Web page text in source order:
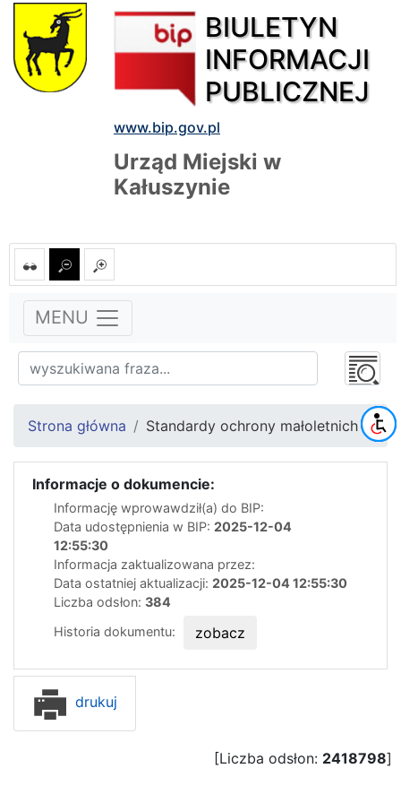
BIULETYN
INFORMACJI
PUBLICZNEJ
www.bip.gov.pl
Urząd Miejski w
Kałuszynie
MENU
Strona główna Standardy ochrony małoletnich
Informacje o dokumencie:
Informację wprowawdził(a) do BIP:
Data udostępnienia w BIP: 2025-12-04
12:55:30
Informacja zaktualizowana przez:
Data ostatniej aktualizacji: 2025-12-04 12:55:30
Liczba odsłon: 384
Historia dokumentu:
zobacz
drukuj
[Liczba odsłon: 2418798]